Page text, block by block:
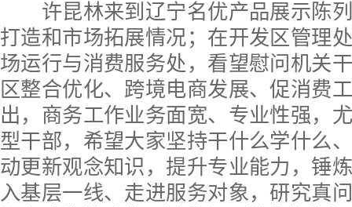
许昆林来到辽宁名优产品展示陈列
打造和市场拓展情况；在开发区管理
场运行与消费服务处，看望慰问机关
区整合优化、跨境电商发展、促消费
出，商务工作业务面宽、专业性强，
型干部，希望大家坚持干什么学什么
动更新观念知识，提升专业能力，锤
入基层一线、走进服务对象，研究真